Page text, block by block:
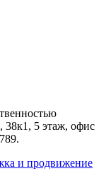
38к1, 5 этаж, офис
и продвижение